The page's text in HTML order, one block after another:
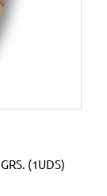
(1UDS)